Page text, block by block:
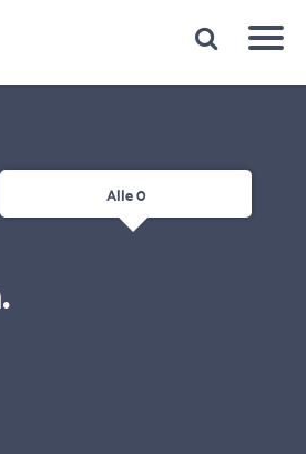
1e gesprek binnen 1 minuut
Alle 0